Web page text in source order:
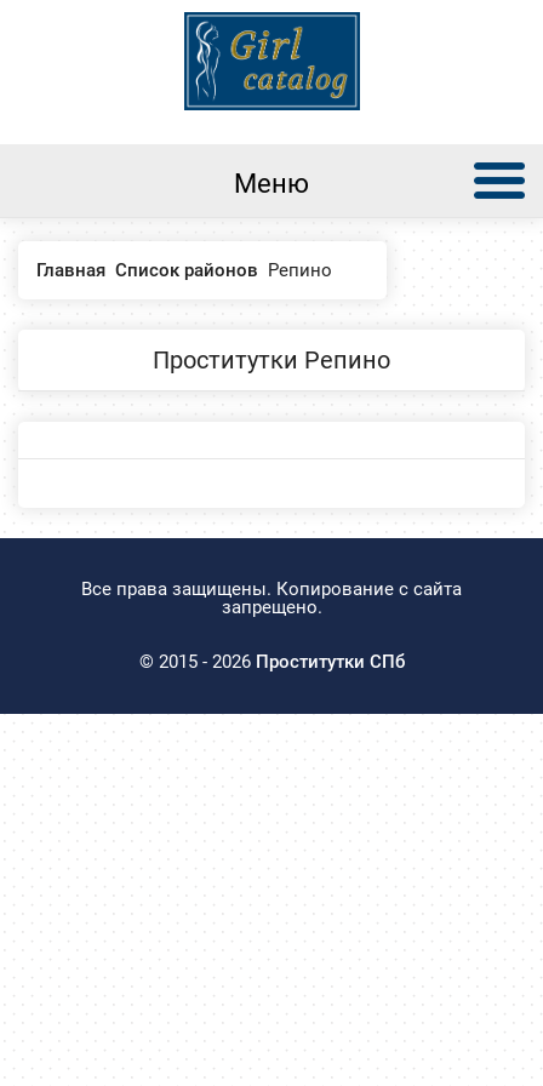
Меню
Главная Список районов Репино
Проститутки Репино
Все права защищены. Копирование с сайта
запрещено.
© 2015 - 2026 Проститутки СПб